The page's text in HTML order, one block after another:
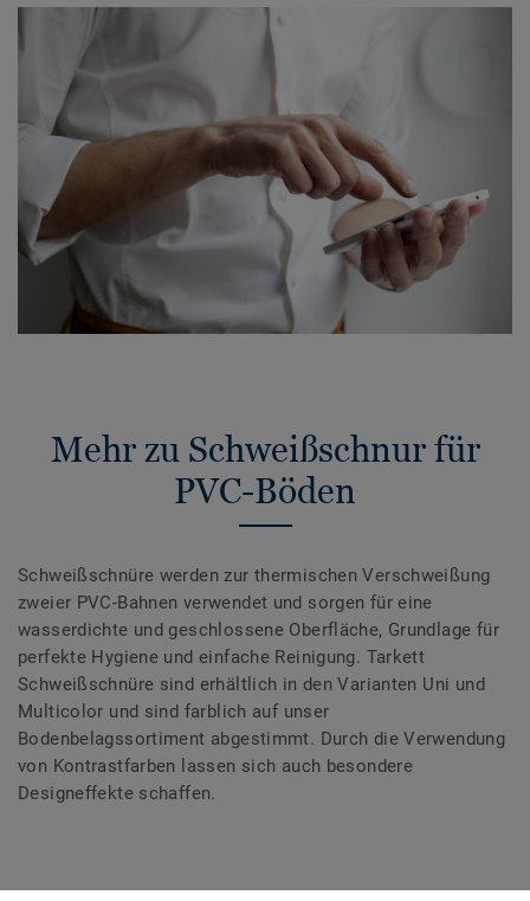
Mehr zu Schweißschnur für
PVC-Böden
Schweißschnüre werden zur thermischen Verschweißung
zweier PVC-Bahnen verwendet und sorgen für eine
wasserdichte und geschlossene Oberfläche, Grundlage für
perfekte Hygiene und einfache Reinigung. Tarkett
Schweißschnüre sind erhältlich in den Varianten Uni und
Multicolor und sind farblich auf unser
Bodenbelagssortiment abgestimmt. Durch die Verwendung
von Kontrastfarben lassen sich auch besondere
Designeffekte schaffen.